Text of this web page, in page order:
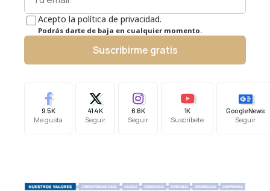
Acepto la política de privacidad.
Podrás darte de baja en cualquier momento.
Suscribirme gratis
9.5K
Me gusta
41.4K
Seguir
6.6K
Seguir
1K
Suscríbete
Google News
Seguir